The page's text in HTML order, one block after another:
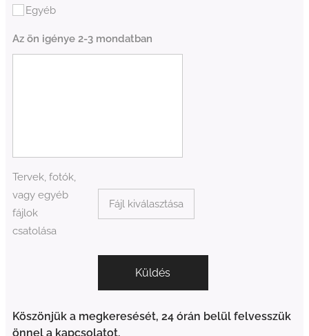
Egyéb
Az ön igénye 2-3 mondatban
Tervek, fotók,
vagy egyéb
fájlok
csatolása
Fájl kiválasztása
Küldés
Köszönjük a megkeresését, 24 órán belül felvesszük
önnel a kapcsolatot.